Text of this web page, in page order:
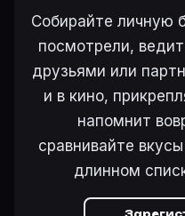
Собирайте личную
посмотрели,
друзьями или
и в кино,
напомнит
сравнивайте
длинном